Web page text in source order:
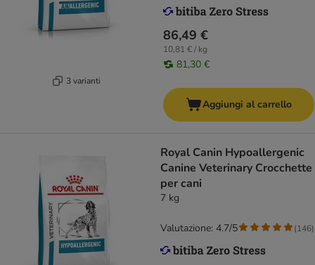
3 varianti
86,49 €
10,81 € / kg
81,30 €
Aggiungi al carrello
Royal Canin Hypoallergenic
Canine Veterinary Crocchette
per cani
7 kg
Valutazione: 4.7/5 (146)